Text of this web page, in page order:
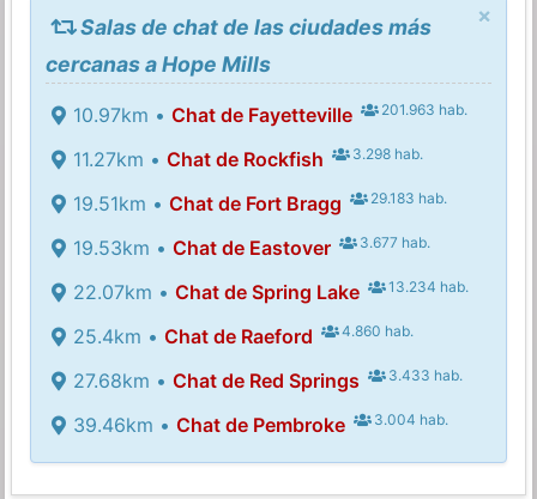
×
Salas de chat de las ciudades más
cercanas a Hope Mills
10.97km • Chat de Fayetteville 201.963 hab.
11.27km • Chat de Rockfish 3.298 hab.
19.51km • Chat de Fort Bragg 29.183 hab.
19.53km • Chat de Eastover 3.677 hab.
22.07km • Chat de Spring Lake 13.234 hab.
25.4km • Chat de Raeford 4.860 hab.
27.68km • Chat de Red Springs 3.433 hab.
39.46km • Chat de Pembroke 3.004 hab.